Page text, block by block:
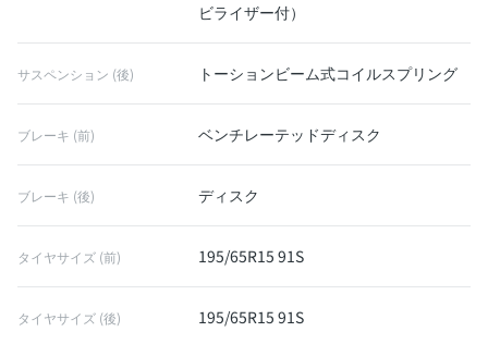
ビライザー付）
サスペンション (後) トーションビーム式コイルスプリング
ブレーキ (前) ベンチレーテッドディスク
ブレーキ (後) ディスク
タイヤサイズ (前) 195/65R15 91S
タイヤサイズ (後) 195/65R15 91S